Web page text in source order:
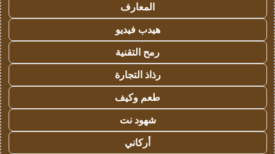
المعارف
هيدب فيديو
رمح التقنية
رذاذ التجارة
طعم وكيف
شهود نت
أركاني